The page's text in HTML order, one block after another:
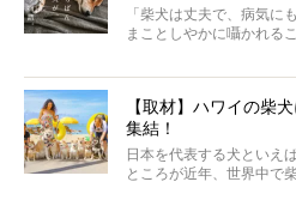
「柴犬は丈夫で、病気に
まことしやかに囁かれる
でも、いざそれぞれの個
なりにくい、とは言えな
実際に「病気にならない
主はそのためにやるべき
今回は、柴犬に関わる方
【取材】ハワイの柴
集結！
日本を代表する犬といえ
ところが近年、世界中で
な中「柴犬ライフ」が目